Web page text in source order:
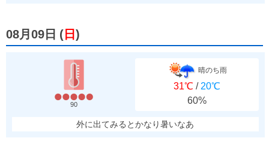
08月09日 ( 日 )
90
晴のち雨
31℃ / 20℃
60%
外に出てみるとかなり暑いなあ